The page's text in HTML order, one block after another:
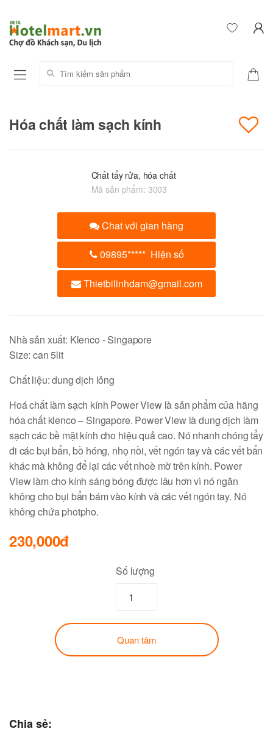
Tìm kiếm sản phẩm:
Hóa chất làm sạch kính
Chất tẩy rửa, hóa chất
Mã sản phẩm: 3003
Chat với gian hàng
09895***** Hiện số
Thietbilinhdam@gmail.com
Nhà sản xuất: Klenco - Singapore
Size: can 5lit
Chất liệu: dung dịch lỏng
Hoá chất làm sạch kính Power View là sản phẩm của hãng
hóa chất klenco – Singapore. Power View là dung dịch làm
sạch các bề mặt kính cho hiệu quả cao. Nó nhanh chóng tẩy
đi các bụi bẩn, bồ hóng, nhọ nồi, vết ngón tay và các vết bẩn
khác mà không để lại các vết nhoè mờ trên kính. Power
View làm cho kính sáng bóng được lâu hơn vì nó ngăn
không cho bụi bẩn bám vào kính và các vết ngón tay. Nó
không chứa photpho.
230,000đ
Số lượng
Quan tâm
Chia sẻ: